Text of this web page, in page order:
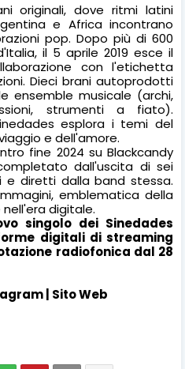
originali, dove ritmi latini
e Africa incontrano
pop. Dopo più di 600
il 5 aprile 2019 esce il
con l'etichetta
Dieci brani autoprodotti
ensemble musicale (archi,
strumenti a fiato).
esplora i temi del
e dell'amore.
fine 2024 su Blackcandy
dall'uscita di sei
e diretti dalla band stessa.
emblematica della
digitale.
singolo dei Sinedades
digitali di streaming
radiofonica dal 28
| Sito Web